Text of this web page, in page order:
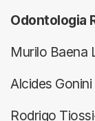
Odontologia
Murilo Baena
Alcides
Rodrigo